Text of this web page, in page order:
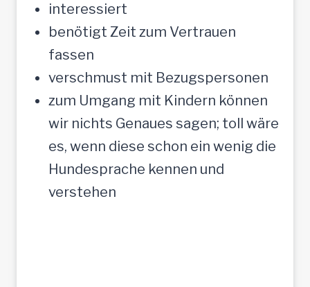
interessiert
benötigt Zeit zum Vertrauen
fassen
verschmust mit Bezugspersonen
zum Umgang mit Kindern können
wir nichts Genaues sagen; toll wäre
es, wenn diese schon ein wenig die
Hundesprache kennen und
verstehen